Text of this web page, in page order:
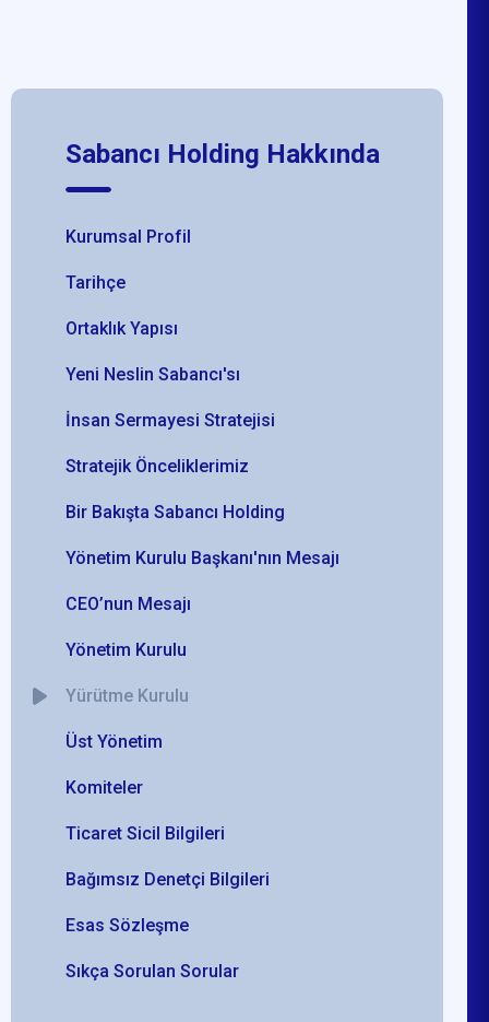
Sabancı Holding Hakkında
Kurumsal Profil
Tarihçe
Ortaklık Yapısı
Yeni Neslin Sabancı'sı
İnsan Sermayesi Stratejisi
Stratejik Önceliklerimiz
Bir Bakışta Sabancı Holding
Yönetim Kurulu Başkanı'nın Mesajı
CEO’nun Mesajı
Yönetim Kurulu
Yürütme Kurulu
Üst Yönetim
Komiteler
Ticaret Sicil Bilgileri
Bağımsız Denetçi Bilgileri
Esas Sözleşme
Sıkça Sorulan Sorular